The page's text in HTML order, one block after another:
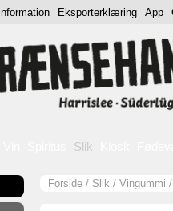
Slik
Forside / Slik / Vingummi /
Information Eksporterklæring App